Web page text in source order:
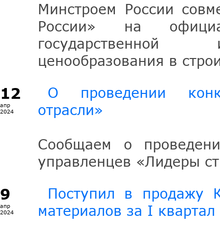
Минстроем России
России» на
государственной
ценообразования в
12
апр
2024
О проведении
отрасли»
Сообщаем о
управленцев «Лидеры
9
апр
2024
Поступил в продажу
материалов за I